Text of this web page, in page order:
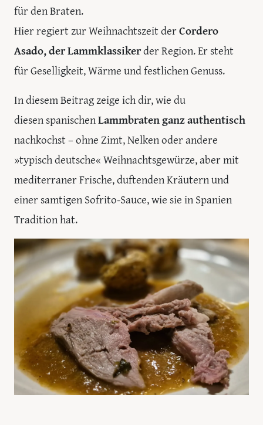
für den Braten.
Hier regiert zur Weihnachtszeit derCordero
Asado, der Lammklassikerder Region. Er steht
für Geselligkeit, Wärme und festlichen Genuss.
In diesem Beitrag zeige ich dir, wie du
diesen spanischenLammbraten ganz authentisch
nachkochst – ohne Zimt, Nelken oder andere
»typisch deutsche« Weihnachtsgewürze, aber mit
mediterraner Frische, duftenden Kräutern und
einer samtigen Sofrito-Sauce, wie sie in Spanien
Tradition hat.